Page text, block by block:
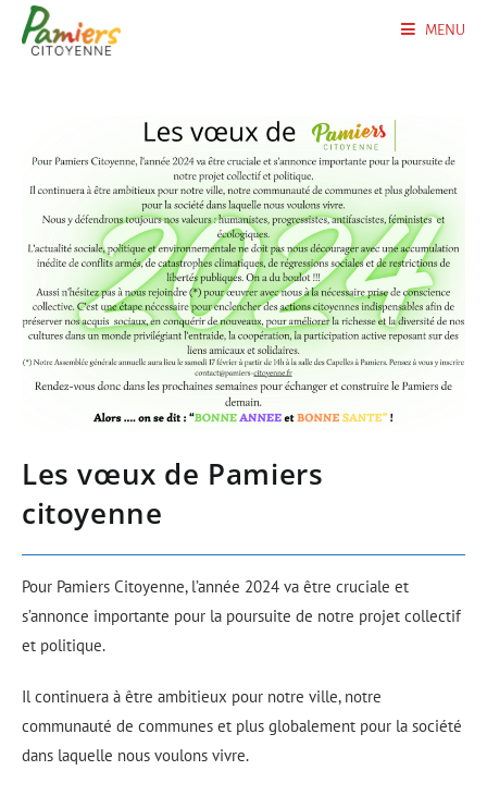
MENU
Les vœux de Pamiers
citoyenne
Pour Pamiers Citoyenne, l’année 2024 va être cruciale et
s’annonce importante pour la poursuite de notre projet collectif
et politique.
Il continuera à être ambitieux pour notre ville, notre
communauté de communes et plus globalement pour la société
dans laquelle nous voulons vivre.